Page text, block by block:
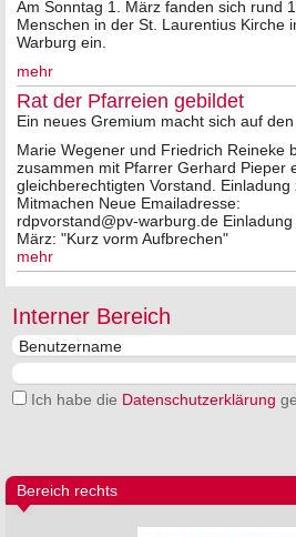
Am Sonntag 1. März fanden sich rund
Menschen in der St. Laurentius Kirche
Warburg ein.
mehr
Rat der Pfarreien gebildet
Ein neues Gremium macht sich auf den
Marie Wegener und Friedrich Reineke
zusammen mit Pfarrer Gerhard Pieper
gleichberechtigten Vorstand. Einladung
Mitmachen Neue Emailadresse:
rdpvorstand@pv-warburg.de Einladung
März: "Kurz vorm Aufbrechen"
mehr
Interner Bereich
Ich habe die Datenschutzerklärung
Bereich rechts